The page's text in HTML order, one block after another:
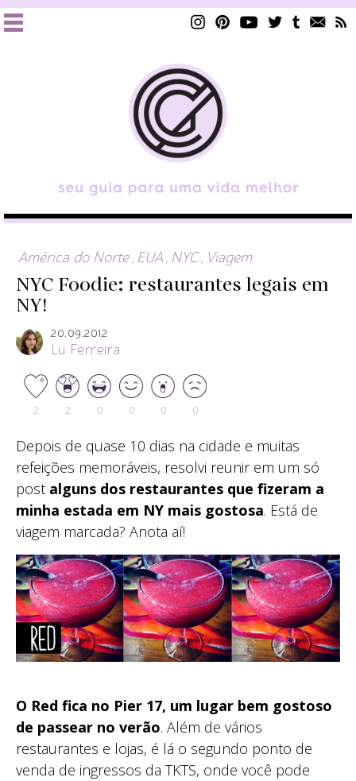
América do Norte EUA NYC Viagem
NYC Foodie: restaurantes legais em
NY!
20.09.2012
Lu Ferreira
2 2 0 0 0 0
Depois de quase 10 dias na cidade e muitas
refeições memoráveis, resolvi reunir em um só
post alguns dos restaurantes que fizeram a
minha estada em NY mais gostosa. Está de
viagem marcada? Anota aí!
O Red fica no Pier 17, um lugar bem gostoso
de passear no verão. Além de vários
restaurantes e lojas, é lá o segundo ponto de
venda de ingressos da TKTS, onde você pode